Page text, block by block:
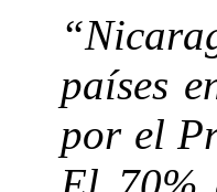
países
por el